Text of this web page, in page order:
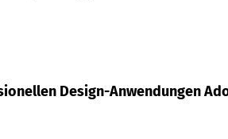
Design-Anwendungen